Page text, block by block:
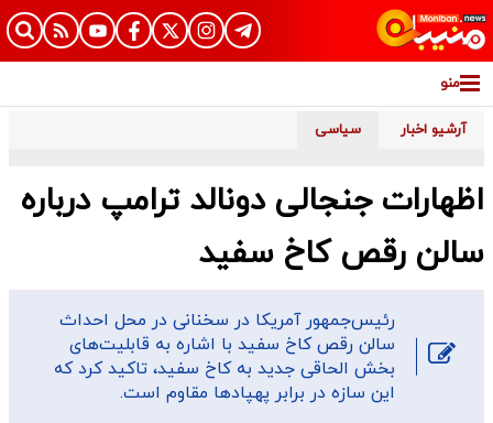
منو
آرشیو اخبار سیاسی
اظهارات جنجالی دونالد ترامپ درباره
سالن رقص کاخ سفید
رئیس‌جمهور آمریکا در سخنانی در محل احداث
سالن رقص کاخ سفید با اشاره به قابلیت‌های
بخش الحاقی جدید به کاخ سفید، تاکید کرد که
این سازه در برابر پهپادها مقاوم است.